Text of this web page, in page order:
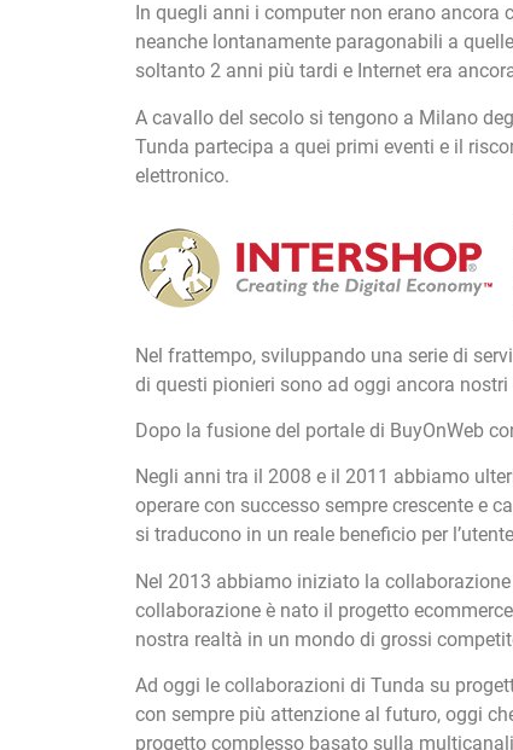
In quegli anni i computer non erano
neanche lontanamente paragonabili a
soltanto 2 anni più tardi e Internet era
A cavallo del secolo si tengono a Milano
Tunda partecipa a quei primi eventi e il
elettronico.
Nel frattempo, sviluppando una serie di
di questi pionieri sono ad oggi ancora
Dopo la fusione del portale di BuyOnWeb
Negli anni tra il 2008 e il 2011 abbiamo
operare con successo sempre crescente e
si traducono in un reale beneficio per
Nel 2013 abbiamo iniziato la
collaborazione è nato il progetto
nostra realtà in un mondo di grossi
Ad oggi le collaborazioni di Tunda su
con sempre più attenzione al futuro, oggi
progetto complesso basato sulla